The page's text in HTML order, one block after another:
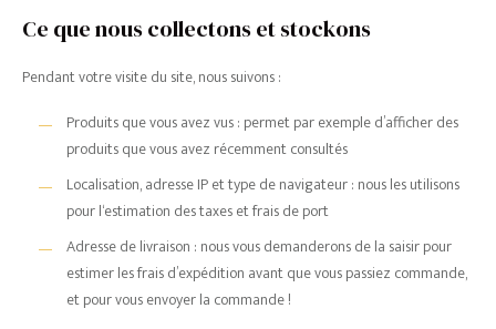
Ce que nous collectons et stockons
Pendant votre visite du site, nous suivons :
Produits que vous avez vus : permet par exemple d’afficher des
produits que vous avez récemment consultés
Localisation, adresse IP et type de navigateur : nous les utilisons
pour l‘estimation des taxes et frais de port
Adresse de livraison : nous vous demanderons de la saisir pour
estimer les frais d’expédition avant que vous passiez commande,
et pour vous envoyer la commande !